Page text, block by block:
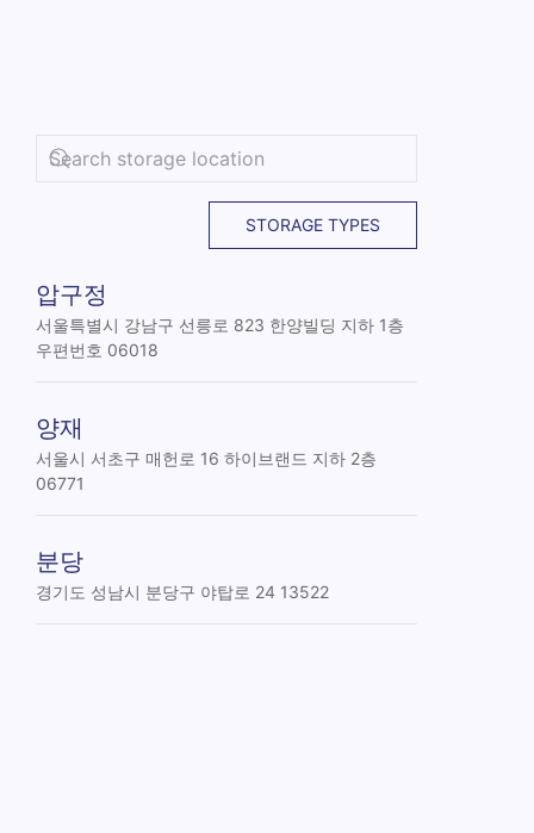
STORAGE TYPES
압구정
서울특별시 강남구 선릉로 823 한양빌딩 지하 1층
우편번호 06018
양재
서울시 서초구 매헌로 16 하이브랜드 지하 2층
06771
분당
경기도 성남시 분당구 야탑로 24 13522